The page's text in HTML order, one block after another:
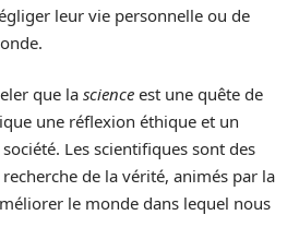
leur vie personnelle ou de
que la science est une quête de
une réflexion éthique et un
Les scientifiques sont des
de la vérité, animés par la
le monde dans lequel nous